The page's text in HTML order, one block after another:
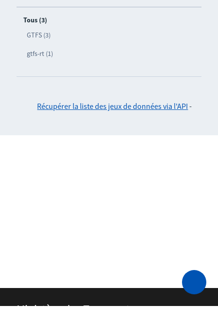
Tous (3)
GTFS (3)
gtfs-rt (1)
Récupérer la liste des jeux de données via l'API -
Ministère des Transports